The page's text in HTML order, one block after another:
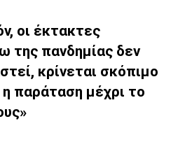
οι έκτακτες
της πανδημίας δεν
κρίνεται σκόπιμο
η παράταση μέχρι το